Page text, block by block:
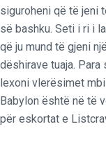
siguroheni që të jeni
së bashku. Seti i ri i
që ju mund të gjeni
dëshirave tuaja.
lexoni vlerësimet
Babylon është në të
për eskortat e